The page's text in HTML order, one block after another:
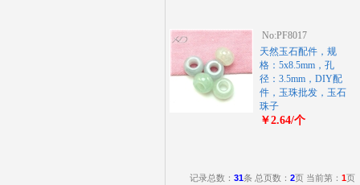
No:PF8017
天然玉石配件，规
格：5x8.5mm，孔
径：3.5mm，DIY配
件，玉珠批发，玉石
珠子
￥2.64/个
记录总数： 31条 总页数： 2页 当前第： 1页